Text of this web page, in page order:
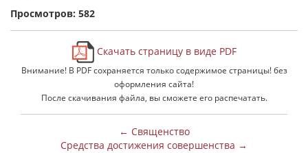
Просмотров: 582
Скачать страницу в виде PDF
Внимание! В PDF сохраняется только содержимое страницы! без
оформления сайта!
После скачивания файла, вы сможете его распечатать.
← Священство
Средства достижения совершенства →